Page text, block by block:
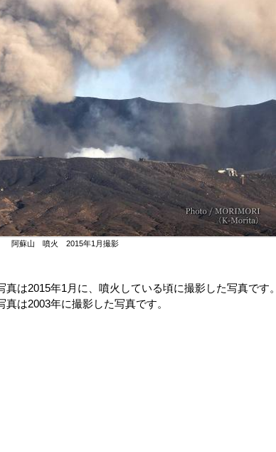
阿蘇山 噴火 2015年1月撮影
は2015年1月に、噴火している頃に撮影した写真です。
は2003年に撮影した写真です。